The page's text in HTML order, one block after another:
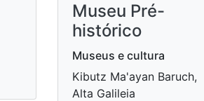
Museu Pré-
histórico
Museus e cultura
Kibutz Ma'ayan Baruch,
Alta Galileia